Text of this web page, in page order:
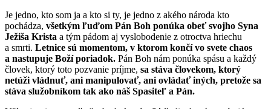
Je jedno, kto som ja a kto si ty, je jedno z akého národa kto
pochádza, všetkým ľuďom Pán Boh ponúka obeť svojho Syna
Ježiša Krista a tým pádom aj vyslobodenie z otroctva hriechu
a smrti. Letnice sú momentom, v ktorom končí vo svete chaos
a nastupuje Boží poriadok. Pán Boh nám ponúka spásu a každý
človek, ktorý toto pozvanie príjme, sa stáva človekom, ktorý
netúži vládnuť, ani manipulovať, ani ovládať iných, pretože sa
stáva služobníkom tak ako náš Spasiteľ a Pán.